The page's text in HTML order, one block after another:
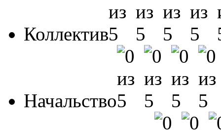
Коллектив
Начальство